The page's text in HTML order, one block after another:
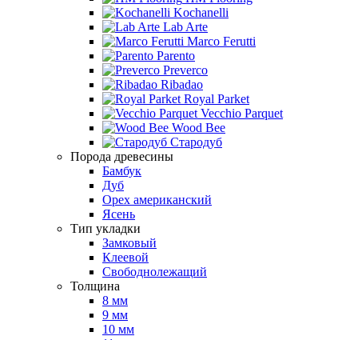
Kochanelli
Lab Arte
Marco Ferutti
Parento
Preverco
Ribadao
Royal Parket
Vecchio Parquet
Wood Bee
Стародуб
Порода древесины
Бамбук
Дуб
Орех американский
Ясень
Тип укладки
Замковый
Клеевой
Свободнолежащий
Толщина
8 мм
9 мм
10 мм